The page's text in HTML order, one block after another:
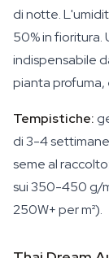
di notte.
50% in fioritura.
indispensabile
pianta profuma,
Tempistiche:
di 3-4
seme al
sui 350-450 g/
250W+ per m²).